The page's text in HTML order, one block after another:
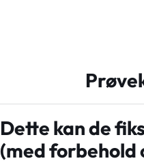
Dette kan de
(med forbehold